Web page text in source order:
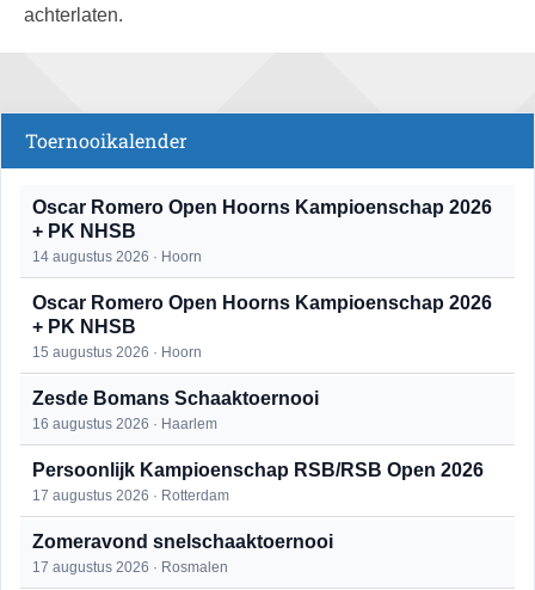
achterlaten.
Toernooikalender
Oscar Romero Open Hoorns Kampioenschap 2026
+ PK NHSB
14 augustus 2026 · Hoorn
Oscar Romero Open Hoorns Kampioenschap 2026
+ PK NHSB
15 augustus 2026 · Hoorn
Zesde Bomans Schaaktoernooi
16 augustus 2026 · Haarlem
Persoonlijk Kampioenschap RSB/RSB Open 2026
17 augustus 2026 · Rotterdam
Zomeravond snelschaaktoernooi
17 augustus 2026 · Rosmalen